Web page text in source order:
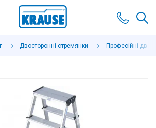
Двосторонні стремянки Професійні